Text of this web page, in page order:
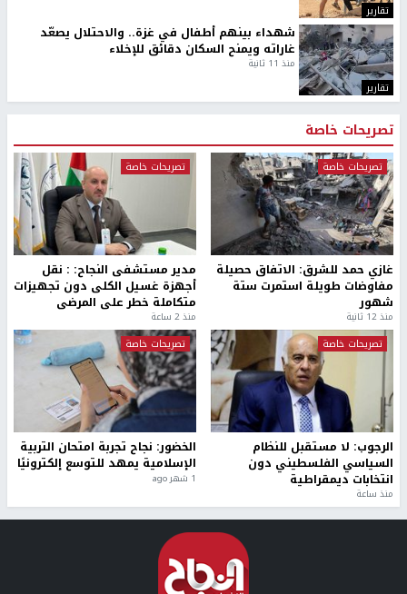
تقارير
تقارير
شهداء بينهم أطفال في غزة.. والاحتلال يصعّد
غاراته ويمنح السكان دقائق للإخلاء
منذ 11 ثانية
تصريحات خاصة
تصريحات خاصة
غازي حمد للشرق: الاتفاق حصيلة
مفاوضات طويلة استمرت ستة
شهور
منذ 12 ثانية
تصريحات خاصة
مدير مستشفى النجاح: : نقل
أجهزة غسيل الكلى دون تجهيزات
متكاملة خطر على المرضى
منذ 2 ساعة
تصريحات خاصة
الرجوب: لا مستقبل للنظام
السياسي الفلسطيني دون
انتخابات ديمقراطية
منذ ساعة
تصريحات خاصة
الخضور: نجاح تجربة امتحان التربية
الإسلامية يمهد للتوسع إلكترونيًا
1 شهر ago